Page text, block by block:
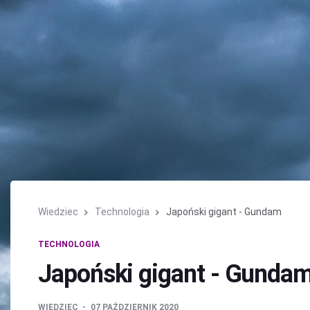
Wiedziec Technologia Japoński gigant - Gundam
TECHNOLOGIA
Japoński gigant -
WIEDZIEC 07 PAŹDZIERNIK 2020